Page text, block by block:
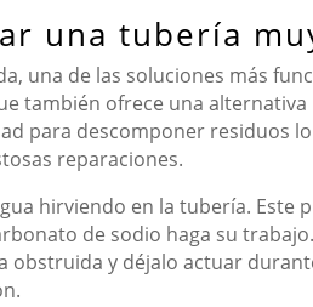
una tubería
una de las soluciones más
también ofrece una
para descomponer residuos
reparaciones.
hirviendo en la tubería.
de sodio haga su
y déjalo actuar